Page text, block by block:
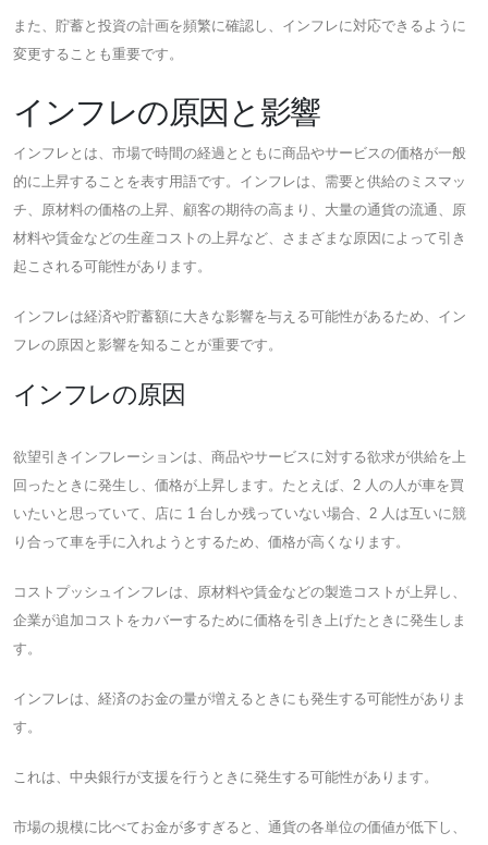
また、貯蓄と投資の計画を頻繁に確認し、インフレに対応できるように
変更することも重要です。
インフレの原因と影響
インフレとは、市場で時間の経過とともに商品やサービスの価格が一般
的に上昇することを表す用語です。インフレは、需要と供給のミスマッ
チ、原材料の価格の上昇、顧客の期待の高まり、大量の通貨の流通、原
材料や賃金などの生産コストの上昇など、さまざまな原因によって引き
起こされる可能性があります。
インフレは経済や貯蓄額に大きな影響を与える可能性があるため、イン
フレの原因と影響を知ることが重要です。
インフレの原因
欲望引きインフレーションは、商品やサービスに対する欲求が供給を上
回ったときに発生し、価格が上昇します。たとえば、2 人の人が車を買
いたいと思っていて、店に 1 台しか残っていない場合、2 人は互いに競
り合って車を手に入れようとするため、価格が高くなります。
コストプッシュインフレは、原材料や賃金などの製造コストが上昇し、
企業が追加コストをカバーするために価格を引き上げたときに発生しま
す。
インフレは、経済のお金の量が増えるときにも発生する可能性がありま
す。
これは、中央銀行が支援を行うときに発生する可能性があります。
市場の規模に比べてお金が多すぎると、通貨の各単位の価値が低下し、